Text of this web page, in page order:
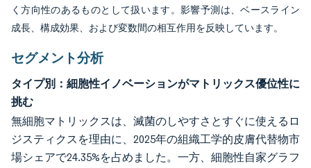
く方向性のあるものとして扱います。影響予測は、ベースライン
成長、構成効果、および変数間の相互作用を反映しています。
セグメント分析
タイプ別：細胞性イノベーションがマトリックス優位性に
挑む
無細胞マトリックスは、滅菌のしやすさとすぐに使えるロ
ジスティクスを理由に、2025年の組織工学的皮膚代替物市
場シェアで24.35%を占めました。一方、細胞性自家グラフ